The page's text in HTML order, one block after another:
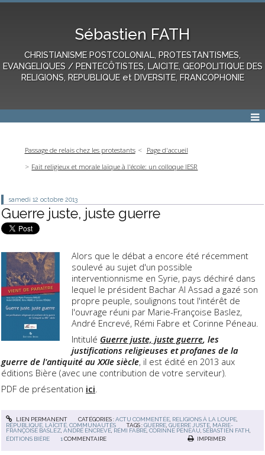
Sébastien FATH
CHRISTIANISME POSTCOLONIAL, PROTESTANTISMES,
EVANGELIQUES / PENTECÔTISTES, LAICITE, GEOPOLITIQUE DES
RELIGIONS, REPUBLIQUE et DIVERSITE, FRANCOPHONIE
Passage de relais chez les protestants
Page d'accueil
Fait religieux et morale laïque à l'école: un colloque IESR
samedi 12 octobre 2013
Guerre juste, juste guerre
Alors que le débat a encore été récemment
soulevé au sujet d'un possible
interventionnisme en Syrie, pays déchiré dans
lequel le président Bachar Al Assad a gazé son
propre peuple, soulignons tout l'intérêt de
l'ouvrage réuni par Marie-Françoise Baslez,
André Encrevé, Rémi Fabre et Corinne Péneau.
Intitulé Guerre juste, juste guerre, les
justifications religieuses et profanes de la
guerre de l'antiquité au XXIe siècle, il est édité en 2013 aux
éditions Bière (avec une contribution de votre serviteur).
PDF de présentation ici.
LIEN PERMANENT CATÉGORIES :ACTU COMMENTÉE, RELIGIONS À LA LOUPE,
RÉPUBLIQUE, LAÏCITÉ, COMMUNAUTÉS
TAGS :GUERRE ,GUERRE JUSTE MARIE-
FRANÇOISE BASLEZ ,ANDRÉ ENCREVÉ RÉMI FABRE ,CORINNE PÉNEAU ,SÉBASTIEN FATH
ÉDITIONS BIÈRE
1 COMMENTAIRE IMPRIMER